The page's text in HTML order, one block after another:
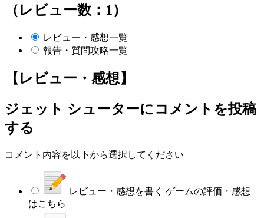
（レビュー数：1）
レビュー・感想一覧
報告・質問攻略一覧
【レビュー・感想】
ジェット シューターにコメントを投稿
する
コメント内容を以下から選択してください
レビュー・感想を書く ゲームの評価・感想
はこちら